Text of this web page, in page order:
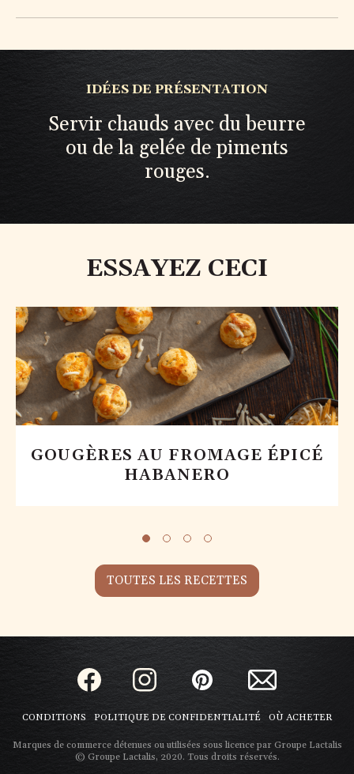
IDÉES DE PRÉSENTATION
Servir chauds avec du beurre
ou de la gelée de piments
rouges.
ESSAYEZ CECI
GOUGÈRES AU FROMAGE ÉPICÉ
HABANERO
TOUTES LES RECETTES
CONDITIONS POLITIQUE DE CONFIDENTIALITÉ OÙ ACHETER
Marques de commerce détenues ou utilisées sous licence par Groupe Lactalis
© Groupe Lactalis, 2020. Tous droits réservés.